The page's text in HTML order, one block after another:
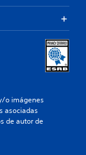
o imágenes
asociadas
de autor de